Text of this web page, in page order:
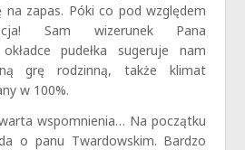
na zapas. Póki co pod względem
Sam wizerunek Pana
pudełka sugeruje nam
grę rodzinną, także klimat
w 100%.
wspomnienia… Na początku
o panu Twardowskim. Bardzo